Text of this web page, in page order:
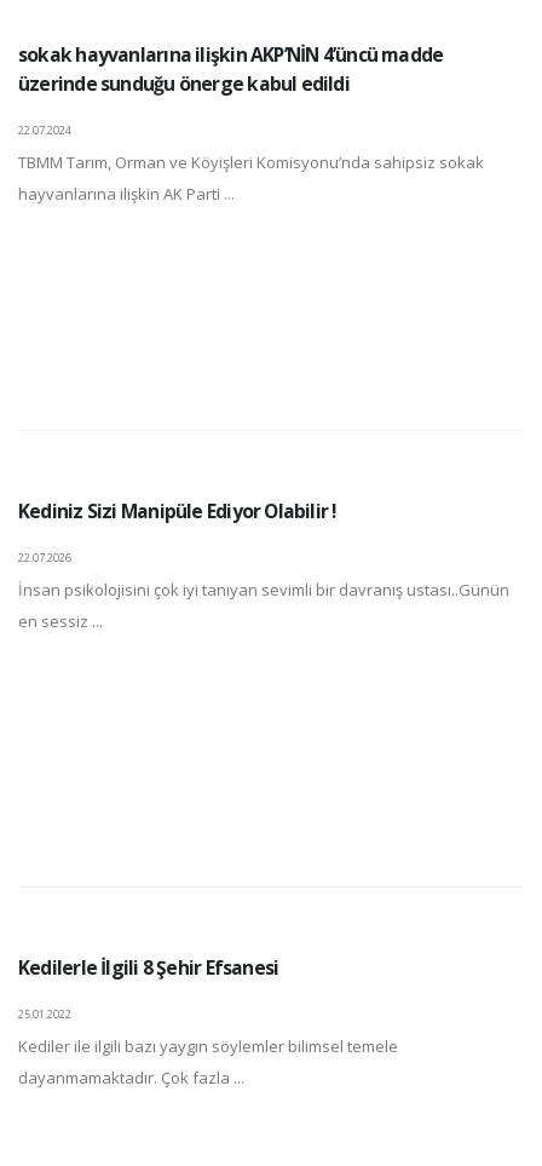
sokak hayvanlarına ilişkin AKP’NİN 4’üncü madde
üzerinde sunduğu önerge kabul edildi
22.07.2024
TBMM Tarım, Orman ve Köyişleri Komisyonu’nda sahipsiz sokak
hayvanlarına ilişkin AK Parti ...
Kediniz Sizi Manipüle Ediyor Olabilir !
22.07.2026
İnsan psikolojisini çok iyi tanıyan sevimli bir davranış ustası..Günün
en sessiz ...
Kedilerle İlgili 8 Şehir Efsanesi
25.01.2022
Kediler ile ilgili bazı yaygın söylemler bilimsel temele
dayanmamaktadır. Çok fazla ...